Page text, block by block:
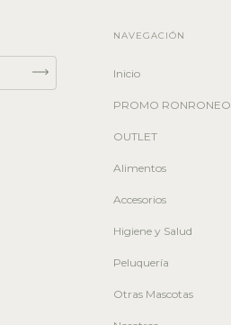
NAVEGACIÓN
Inicio
PROMO RONRONEO
OUTLET
Alimentos
Accesorios
Higiene y Salud
Peluquería
Otras Mascotas